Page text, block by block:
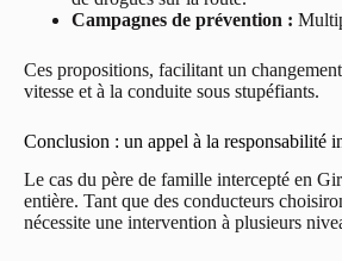
Campagnes de prévention :
Ces propositions, facilitant un
vitesse et à la conduite sous stupéfiants.
Conclusion : un appel à la responsabilité
Le cas du père de famille intercepté en
entière. Tant que des conducteurs
nécessite une intervention à plusieurs